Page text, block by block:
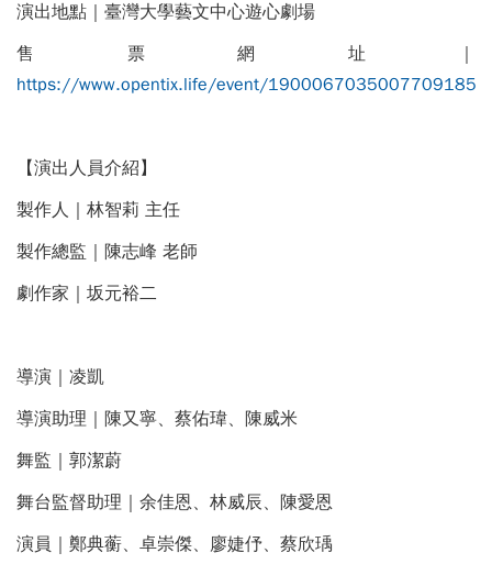
演出地點｜臺灣大學藝文中心遊心劇場
售票網址｜
https://www.opentix.life/event/1900067035007709185
【演出人員介紹】
製作人｜林智莉 主任
製作總監｜陳志峰 老師
劇作家｜坂元裕二
導演｜凌凱
導演助理｜陳又寧、蔡佑瑋、陳威米
舞監｜郭潔蔚
舞台監督助理｜余佳恩、林威辰、陳愛恩
演員｜鄭典蘅、卓崇傑、廖婕伃、蔡欣瑀